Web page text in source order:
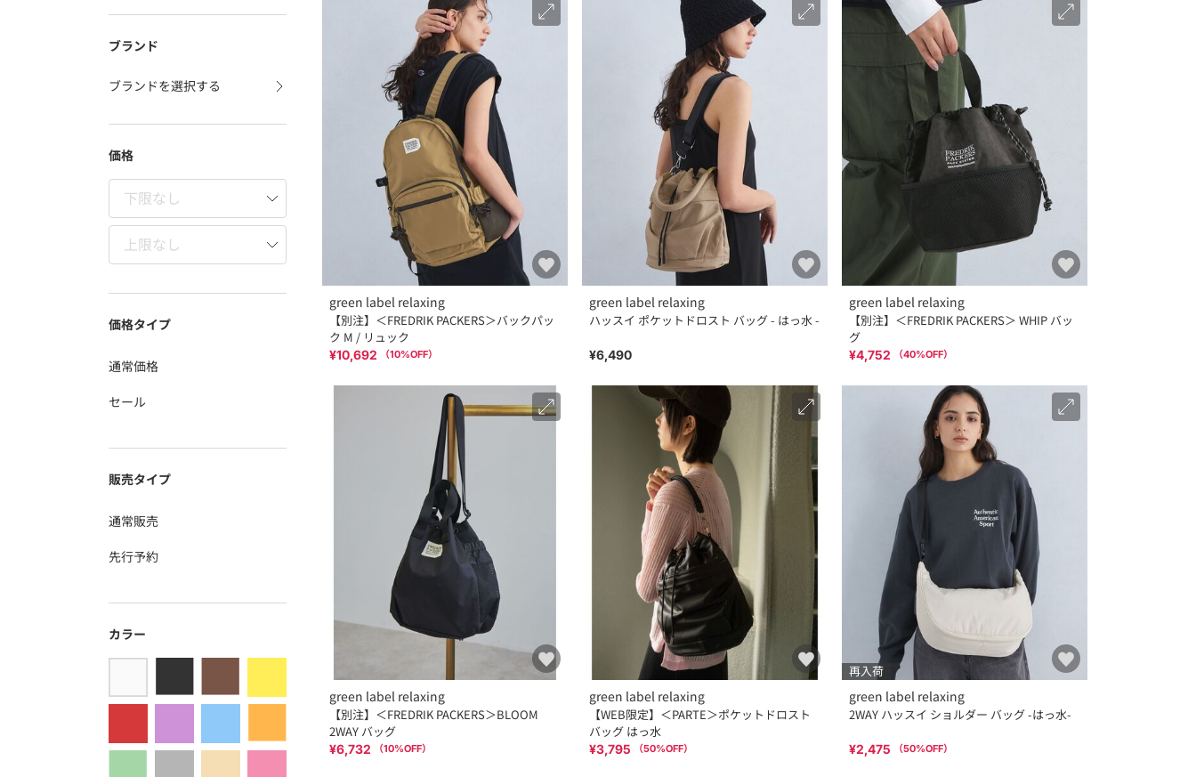
ブランド
ブランドを選択する
価格
価格タイプ
通常価格
セール
販売タイプ
通常販売
先行予約
カラー
green label relaxing
【別注】＜FREDRIK PACKERS＞バックパッ
ク M / リュック
¥10,692 （10%OFF）
green label relaxing
ハッスイ ポケットドロスト バッグ - はっ水 -
¥6,490
green label relaxing
【別注】＜FREDRIK PACKERS＞ WHIP バッ
グ
¥4,752 （40%OFF）
green label relaxing
【別注】＜FREDRIK PACKERS＞BLOOM
2WAY バッグ
¥6,732 （10%OFF）
green label relaxing
【WEB限定】＜PARTE＞ポケットドロスト
バッグ はっ水
¥3,795 （50%OFF）
再入荷
green label relaxing
2WAY ハッスイ ショルダー バッグ -はっ水-
¥2,475 （50%OFF）